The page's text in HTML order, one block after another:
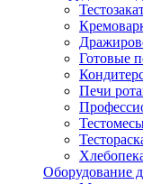
Готовые
Печи
Оборудование